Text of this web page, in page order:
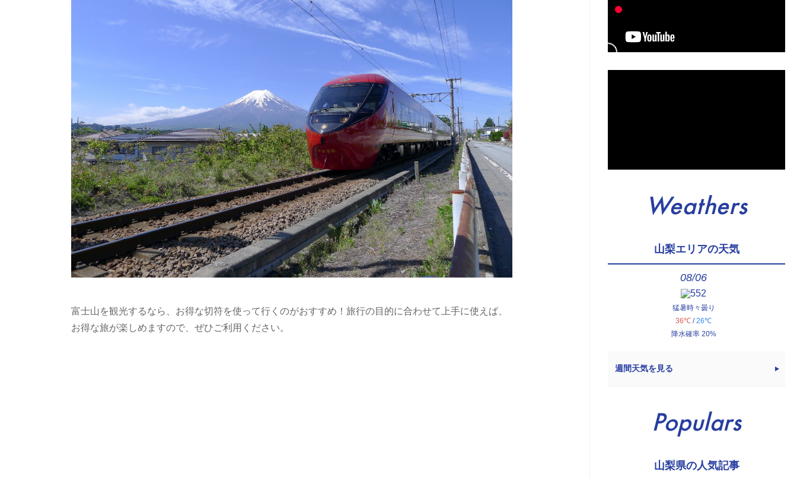
富士山を観光するなら、お得な切符を使って行くのがおすすめ！旅行の目的に合わせて上手に使えば、
お得な旅が楽しめますので、ぜひご利用ください。
Weathers
山梨エリアの天気
08/06
猛暑時々曇り
36℃ /26℃
降水確率 20%
週間天気を見る
Populars
山梨県の人気記事